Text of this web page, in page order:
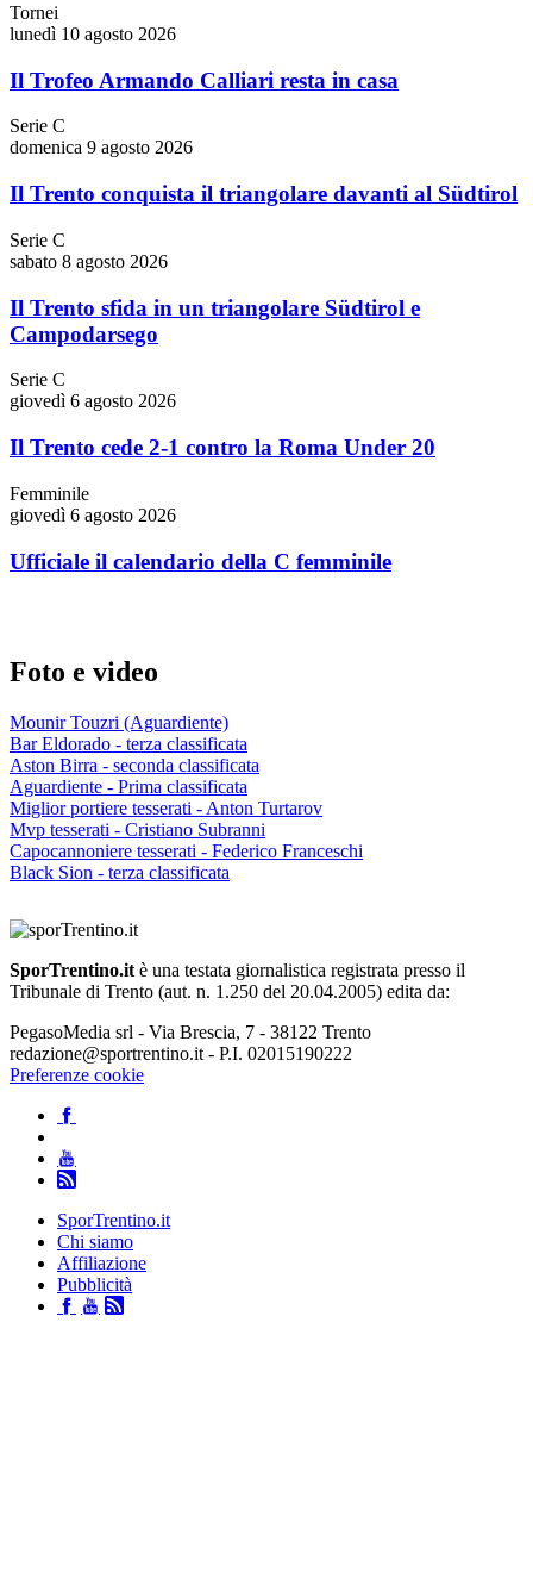
Tornei
lunedì 10 agosto 2026
Il Trofeo Armando Calliari resta in casa
Serie C
domenica 9 agosto 2026
Il Trento conquista il triangolare davanti al Südtirol
Serie C
sabato 8 agosto 2026
Il Trento sfida in un triangolare Südtirol e
Campodarsego
Serie C
giovedì 6 agosto 2026
Il Trento cede 2-1 contro la Roma Under 20
Femminile
giovedì 6 agosto 2026
Ufficiale il calendario della C femminile
Foto e video
Mounir Touzri (Aguardiente)
Bar Eldorado - terza classificata
Aston Birra - seconda classificata
Aguardiente - Prima classificata
Miglior portiere tesserati - Anton Turtarov
Mvp tesserati - Cristiano Subranni
Capocannoniere tesserati - Federico Franceschi
Black Sion - terza classificata
SporTrentino.it è una testata giornalistica registrata presso il
Tribunale di Trento (aut. n. 1.250 del 20.04.2005) edita da:
PegasoMedia srl - Via Brescia, 7 - 38122 Trento
redazione@sportrentino.it - P.I. 02015190222
Preferenze cookie
SporTrentino.it
Chi siamo
Affiliazione
Pubblicità